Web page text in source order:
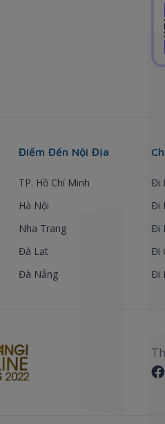
Điểm Đến Nội Địa
TP. Hồ Chí Minh
Hà Nội
Nha Trang
Đà Lạt
Đà Nẵng
Đi
Đi
Đi
Đi
Đi